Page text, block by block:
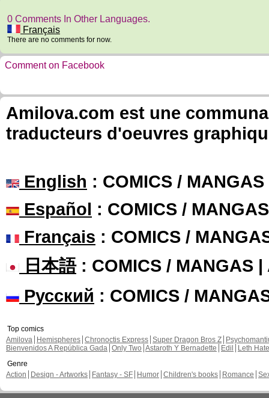
0 Comments In Other Languages.
Français
There are no comments for now.
Comment on Facebook
Amilova.com est une
traducteurs d'oeuvres
English : COMICS /
Español : COMICS /
Français : COMICS /
日本語: COMICS / MANGAS |
Русский : COMICS /
Top comics
Amilova
Hemispheres Chronoctis Express Super Dragon Bros Z
Bienvenidos A República Gada Only Two Astaroth Y Bernadette Edil
Leth Hate
Genre
Action
Design - Artworks Fantasy - SF Humor Children's books Romance